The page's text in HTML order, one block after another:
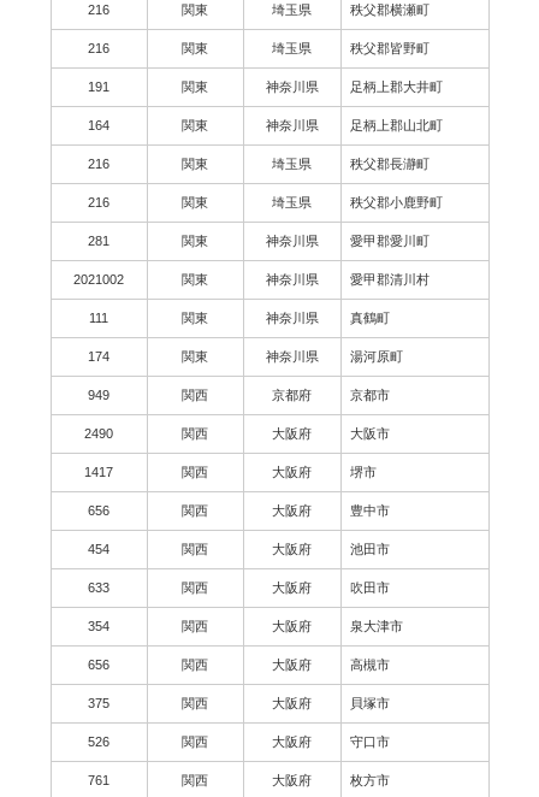
216 関東 埼玉県 秩父郡横瀬町
216 関東 埼玉県 秩父郡皆野町
191 関東 神奈川県 足柄上郡大井町
164 関東 神奈川県 足柄上郡山北町
216 関東 埼玉県 秩父郡長瀞町
216 関東 埼玉県 秩父郡小鹿野町
281 関東 神奈川県 愛甲郡愛川町
2021002 関東 神奈川県 愛甲郡清川村
111 関東 神奈川県 真鶴町
174 関東 神奈川県 湯河原町
949 関西 京都府 京都市
2490 関西 大阪府 大阪市
1417 関西 大阪府 堺市
656 関西 大阪府 豊中市
454 関西 大阪府 池田市
633 関西 大阪府 吹田市
354 関西 大阪府 泉大津市
656 関西 大阪府 高槻市
375 関西 大阪府 貝塚市
526 関西 大阪府 守口市
761 関西 大阪府 枚方市